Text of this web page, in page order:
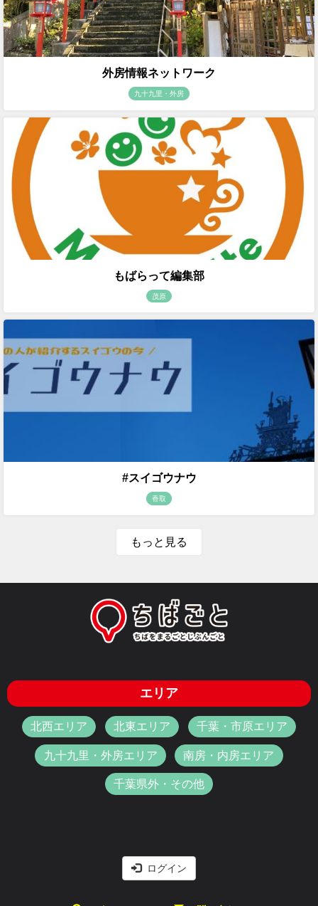
外房情報ネットワーク
九十九里・外房
もばらって編集部
茂原
#スイゴウナウ
香取
もっと見る
エリア
北西エリア 北東エリア 千葉・市原エリア
九十九里・外房エリア 南房・内房エリア
千葉県外・その他
ログイン